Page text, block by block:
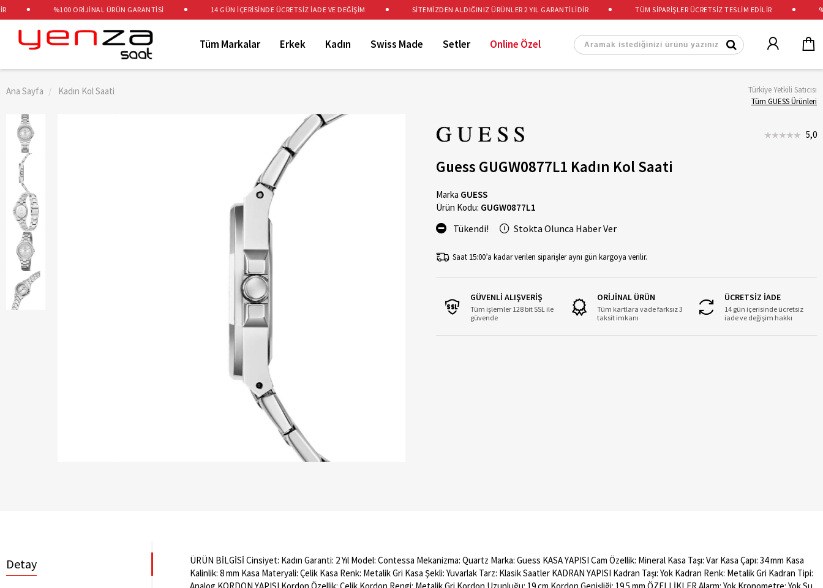
TÜM SİPARİŞLER ÜCRETSİZ TESLİM EDİLİR
%100 ORİJİNAL ÜRÜN GARANTİSİ 14 GÜN İÇERİSİNDE ÜCRETSİZ İADE VE DEĞİŞİM SİTEMİZDEN ALDIĞINIZ ÜRÜNLER 2 YIL GARANTİLİDİR
Tüm Markalar Erkek Kadın Swiss Made Setler Online Özel
Ana Sayfa Kadın Kol Saati
Türkiye Yetkili Satıcısı
Tüm GUESS Ürünleri
5,0
Guess GUGW0877L1 Kadın Kol Saati
Marka GUESS
Ürün Kodu: GUGW0877L1
Tükendi! Stokta Olunca Haber Ver
Saat 15:00’a kadar verilen siparişler aynı gün kargoya verilir.
GÜVENLİ ALIŞVERİŞ
Tüm işlemler 128 bit SSL ile
güvende
ORİJİNAL ÜRÜN
Tüm kartlara vade farksız 3
taksit imkanı
ÜCRETSİZ İADE
14 gün içerisinde ücretsiz
iade ve değişim hakkı
Detay
ÜRÜN BİLGİSİ Cinsiyet: Kadın Garanti: 2 Yıl Model: Contessa Mekanizma: Quartz Marka: Guess KASA YAPISI Cam Özellik: Mineral Kasa Taşı: Var Kasa Çapı: 34 mm Kasa
Kalinlik: 8 mm Kasa Materyali: Çelik Kasa Renk: Metalik Gri Kasa Şekli: Yuvarlak Tarz: Klasik Saatler KADRAN YAPISI Kadran Taşı: Yok Kadran Renk: Metalik Gri Kadran Tipi: